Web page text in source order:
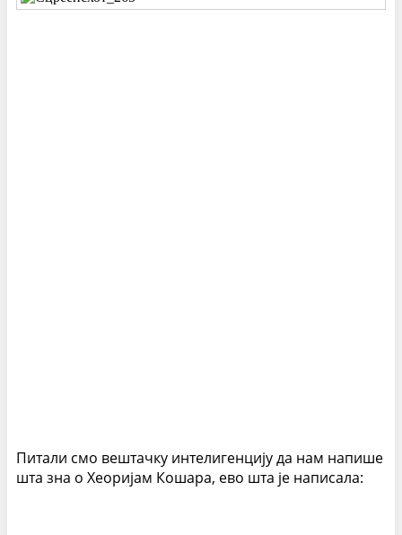
Питали смо вештачку интелигенцију да нам напише
шта зна о Хеоријам Кошара, ево шта је написала: